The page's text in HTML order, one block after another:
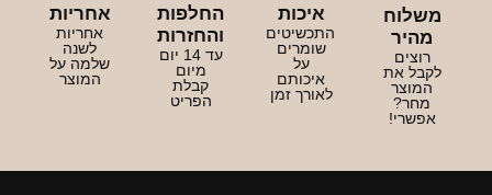
משלוח
מהיר
רוצים
לקבל את
המוצר
מחר?
אפשרי!
איכות
התכשיטים
שומרים
על
איכותם
לאורך זמן
החלפות
והחזרות
עד 14 יום
מיום
קבלת
הפריט
אחריות
אחריות
לשנה
שלמה על
המוצר